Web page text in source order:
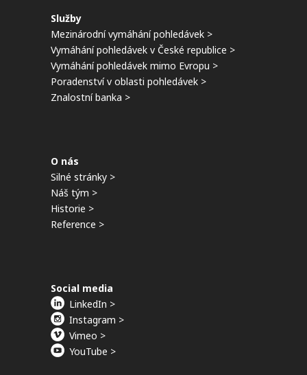
Služby
Mezinárodní vymáhání pohledávek >
Vymáhání pohledávek v České republice >
Vymáhání pohledávek mimo Evropu >
Poradenství v oblasti pohledávek >
Znalostní banka >
O nás
Silné stránky >
Náš tým >
Historie >
Reference >
Social media
LinkedIn >
Instagram >
Vimeo >
YouTube >